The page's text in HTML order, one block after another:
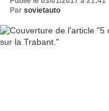
Par sovietauto